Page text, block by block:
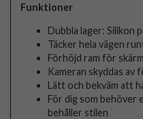
Funktioner
Dubbla lager: Silikon
Täcker hela vägen
Förhöjd ram för
Kameran skyddas av
Lätt och bekväm att
För dig som behöver
behåller stilen